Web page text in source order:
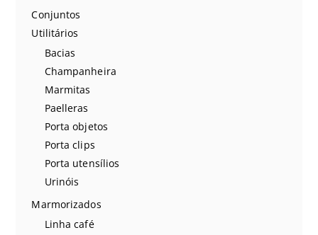
Conjuntos
Utilitários
Bacias
Champanheira
Marmitas
Paelleras
Porta objetos
Porta clips
Porta utensílios
Urinóis
Marmorizados
Linha café